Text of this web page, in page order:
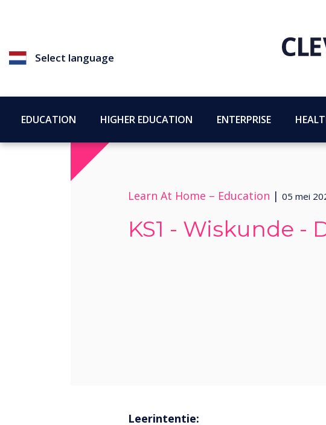
Select language
EDUCATION HIGHER EDUCATION ENTERPRISE
Learn At Home – Education | 05 mei
KS1 - Wiskunde -
Leerintentie: